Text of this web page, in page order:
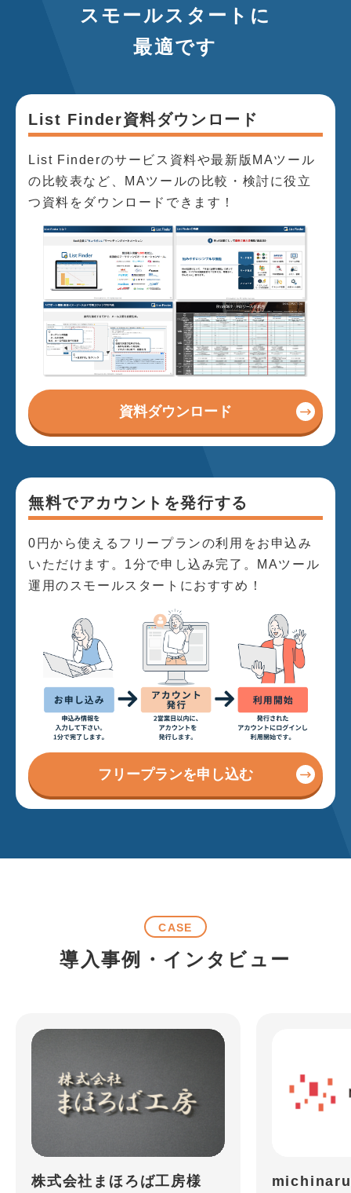
スモールスタートに
最適です
List Finder資料ダウンロード
List Finderのサービス資料や最新版MAツール
の比較表など、MAツールの比較・検討に役立
つ資料をダウンロードできます！
資料ダウンロード
無料でアカウントを発行する
0円から使えるフリープランの利用をお申込み
いただけます。1分で申し込み完了。MAツール
運用のスモールスタートにおすすめ！
フリープランを申し込む
CASE
導入事例・インタビュー
株式会社まほろば工房様 michinaru